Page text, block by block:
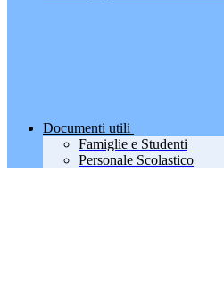
Documenti utili
Famiglie e Studenti
Personale Scolastico